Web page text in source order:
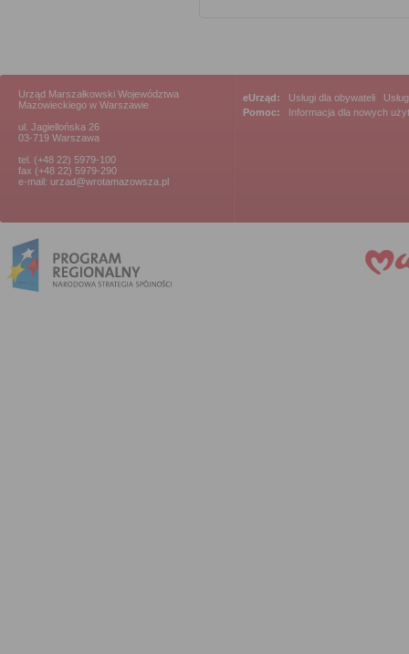
Urząd Marszałkowski Województwa
Mazowieckiego w Warszawie
ul. Jagiellońska 26
03-719 Warszawa
tel. (+48 22) 5979-100
fax (+48 22) 5979-290
e-mail: urzad@wrotamazowsza.pl
eUrząd: Usługi dla obywateli
Pomoc:
Informacja dla nowych